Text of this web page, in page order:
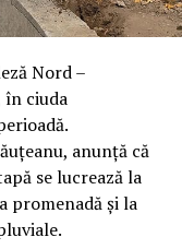
Nord –
ciuda
anunță că
se lucrează la
promenadă și la